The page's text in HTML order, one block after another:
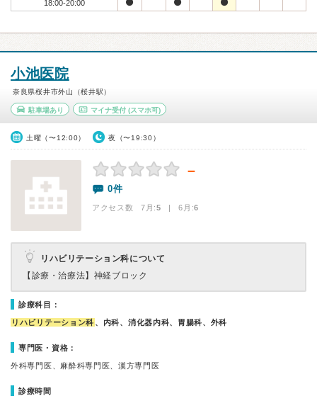
18:00-20:00
小池医院
奈良県桜井市外山（桜井駅）
駐車場あり マイナ受付(スマホ可)
土曜（〜12:00） 夜（〜19:30）
－
0件
アクセス数 7月:5 | 6月:6
リハビリテーション科について
【診療・治療法】 神経ブロック
診療科目：
リハビリテーション科 、内科、消化器内科、胃腸科、外科
専門医・資格：
外科専門医、麻酔科専門医、漢方専門医
診療時間